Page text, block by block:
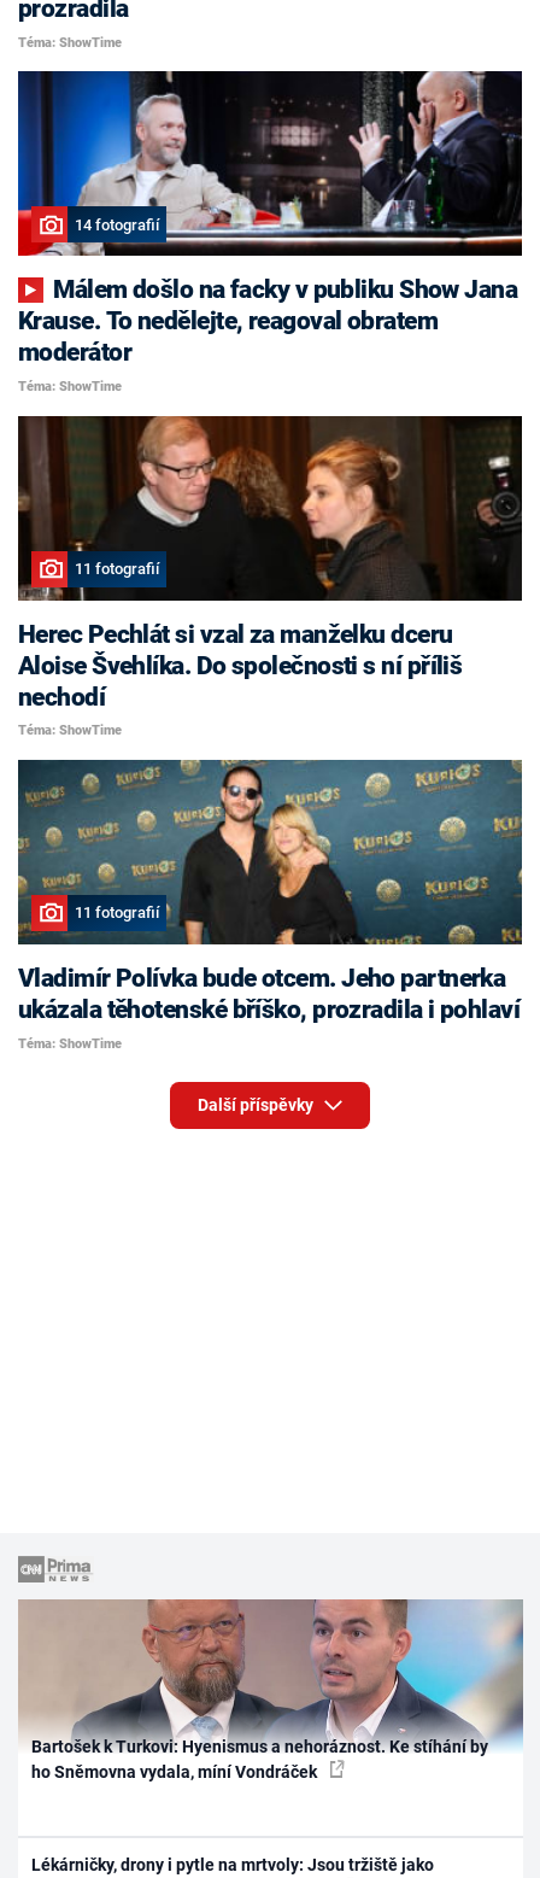
prozradila
Téma: ShowTime
14 fotografií
Krause. To nedělejte, reagoval obratem
moderátor
Téma: ShowTime
11 fotografií
Herec Pechlát si vzal za manželku dceru
Aloise Švehlíka. Do společnosti s ní příliš
nechodí
Téma: ShowTime
11 fotografií
Vladimír Polívka bude otcem. Jeho partnerka
ukázala těhotenské bříško, prozradila i pohlaví
Téma: ShowTime
Další příspěvky
Bartošek k Turkovi: Hyenismus a nehoráznost. Ke stíhání by
ho Sněmovna vydala, míní Vondráček
Lékárničky, drony i pytle na mrtvoly: Jsou tržiště jako